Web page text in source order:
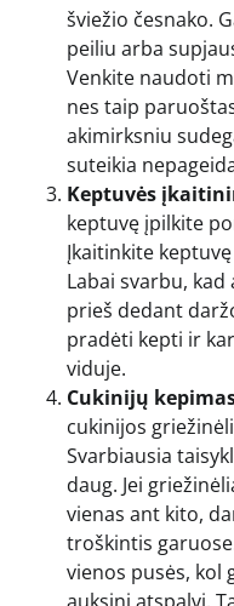
šviežio česnako.
peiliu arba
Venkite naudoti
nes taip
akimirksniu
suteikia
Keptuvės
keptuvę įpilkite
Įkaitinkite
Labai svarbu,
prieš dedant
pradėti kepti ir
viduje.
Cukinijų
cukinijos
Svarbiausia
daug. Jei
vienas ant kito,
troškintis
vienos pusės, kol